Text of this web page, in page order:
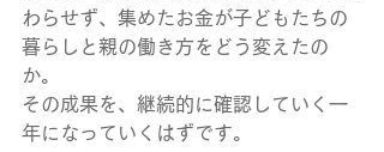
わらせず、集めたお金が子どもたちの
暮らしと親の働き方をどう変えたの
か。
その成果を、継続的に確認していく一
年になっていくはずです。